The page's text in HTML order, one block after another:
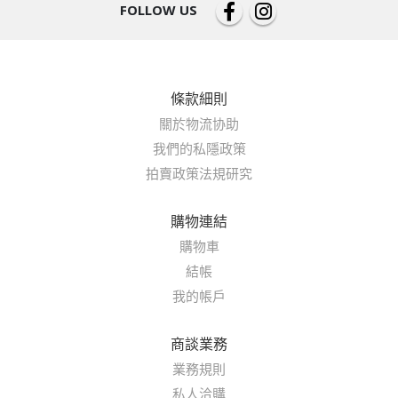
FOLLOW US
條款細則
關於物流协助
我們的私隱政策
拍賣政策法規研究
購物連結
購物車
結帳
我的帳戶
商談業務
業務規則
私人洽購